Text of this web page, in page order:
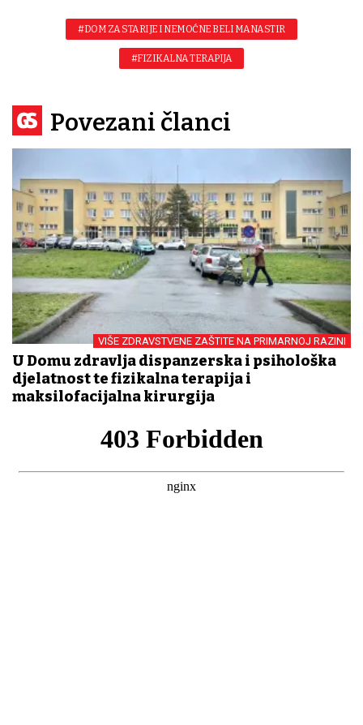
#DOM ZA STARIJE I NEMOĆNE BELI MANASTIR
#FIZIKALNA TERAPIJA
Povezani članci
VIŠE ZDRAVSTVENE ZAŠTITE NA PRIMARNOJ RAZINI
U Domu zdravlja dispanzerska i psihološka
djelatnost te fizikalna terapija i
maksilofacijalna kirurgija